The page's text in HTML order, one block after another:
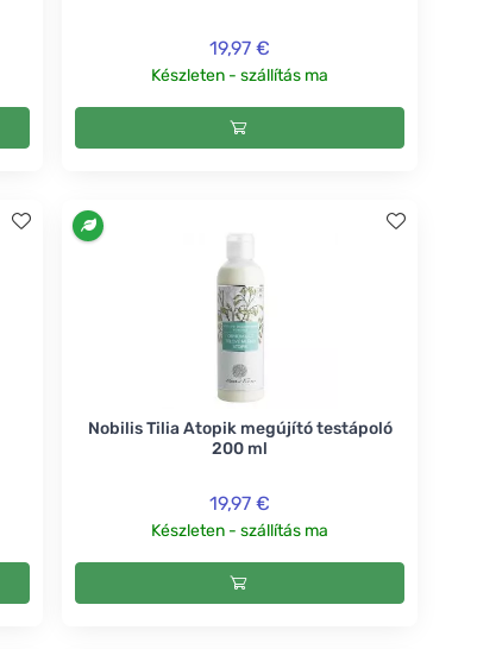
19,97 €
Készleten - szállítás ma
Nobilis Tilia Atopik megújító testápoló
200 ml
19,97 €
Készleten - szállítás ma